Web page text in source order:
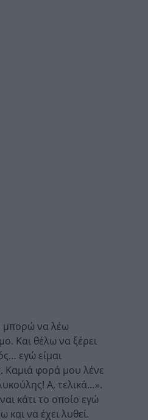
μπορώ να λέω
Και θέλω να ξέρει
εγώ είμαι
Καμιά φορά μου λένε
Α, τελικά…».
κάτι το οποίο εγώ
να έχει λυθεί.